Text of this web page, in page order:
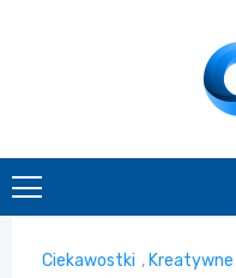
Ciekawostki ,